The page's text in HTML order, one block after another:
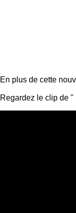
En plus de cette
Regardez le clip de "